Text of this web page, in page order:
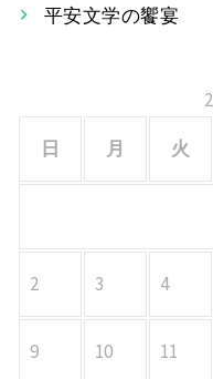
ン平安文学の饗宴
日
月 火
2 3 4
9 10 11